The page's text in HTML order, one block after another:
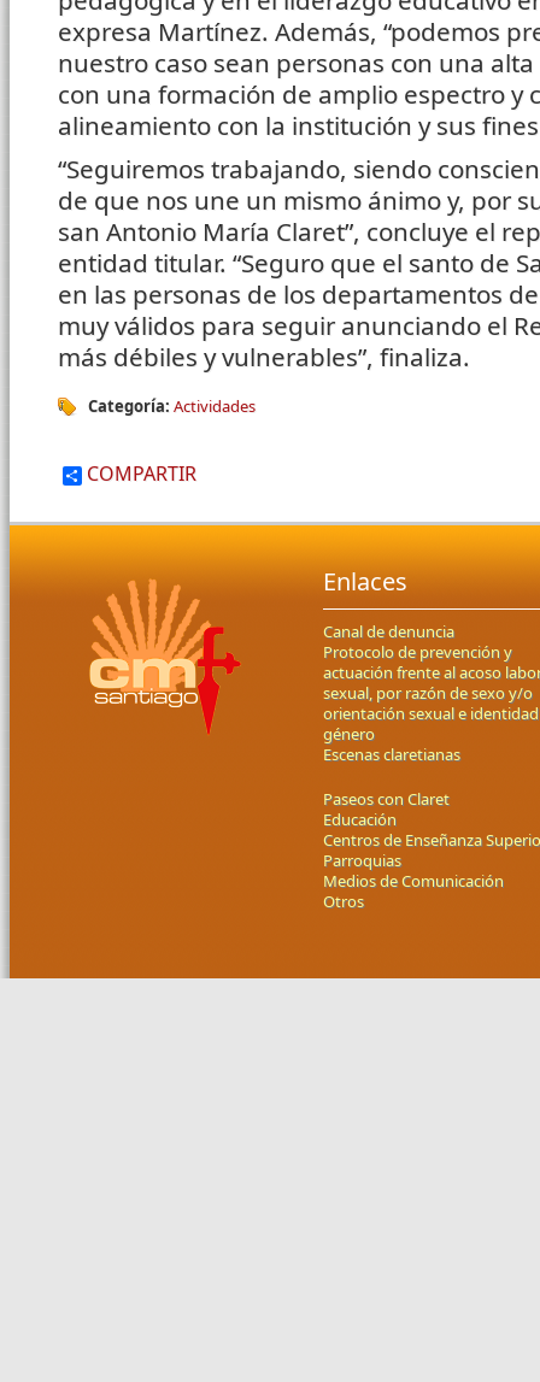
expresa Martínez. Además, “podemos
nuestro caso sean personas con una
con una formación de amplio espectro y
alineamiento con la institución y sus
“Seguiremos trabajando, siendo
de que nos une un mismo ánimo y, por
san Antonio María Claret”, concluye el
entidad titular. “Seguro que el santo de
en las personas de los departamentos
muy válidos para seguir anunciando el
más débiles y vulnerables”, finaliza.
Categoría: Actividades
COMPARTIR
Enlaces
Canal de denuncia
Protocolo de prevención y
actuación frente al acoso
sexual, por razón de sexo y/o
orientación sexual e
género
Escenas claretianas
Paseos con Claret
Educación
Centros de Enseñanza
Parroquias
Medios de Comunicación
Otros